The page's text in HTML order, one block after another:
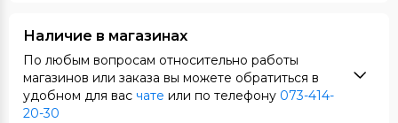
Наличие в магазинах
По любым вопросам относительно работы
магазинов или заказа вы можете обратиться в
удобном для вас чате или по телефону 073-414-
20-30